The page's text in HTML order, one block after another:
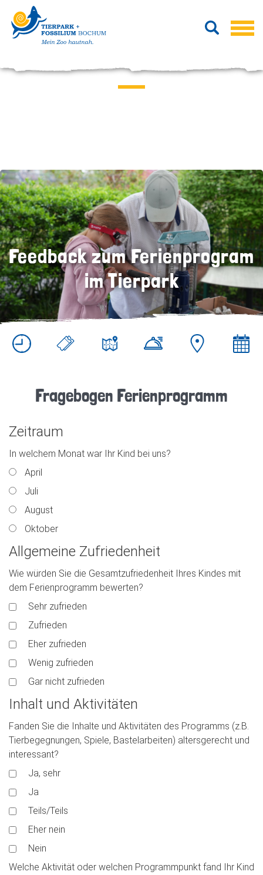
Feedback zum Ferienprogram
Feedback zum Ferienprogram
im Tierpark
Fragebogen Ferienprogramm
Zeitraum
In welchem Monat war Ihr Kind bei uns?
April
Juli
August
Oktober
Allgemeine Zufriedenheit
Wie würden Sie die Gesamtzufriedenheit Ihres Kindes mit
dem Ferienprogramm bewerten?
Sehr zufrieden
Zufrieden
Eher zufrieden
Wenig zufrieden
Gar nicht zufrieden
Inhalt und Aktivitäten
Fanden Sie die Inhalte und Aktivitäten des Programms (z.B.
Tierbegegnungen, Spiele, Bastelarbeiten) altersgerecht und
interessant?
Ja, sehr
Ja
Teils/Teils
Eher nein
Nein
Welche Aktivität oder welchen Programmpunkt fand Ihr Kind